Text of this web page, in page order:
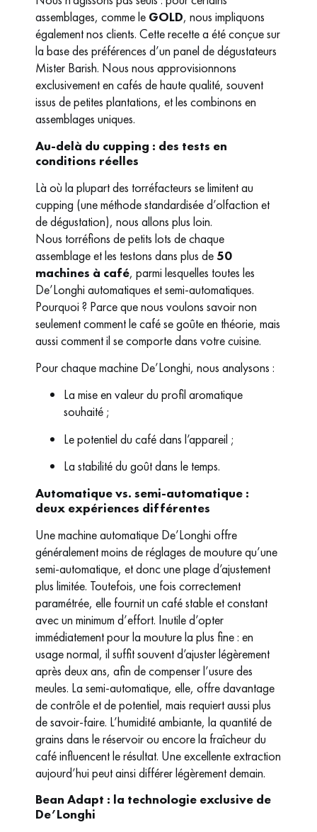
assemblages, comme le GOLD, nous impliquons
également nos clients. Cette recette a été conçue sur
la base des préférences d’un panel de dégustateurs
Mister Barish. Nous nous approvisionnons
exclusivement en cafés de haute qualité, souvent
issus de petites plantations, et les combinons en
assemblages uniques.
Au-delà du cupping : des tests en
conditions réelles
Là où la plupart des torréfacteurs se limitent au
cupping (une méthode standardisée d’olfaction et
de dégustation), nous allons plus loin.
Nous torréfions de petits lots de chaque
assemblage et les testons dans plus de 50
machines à café, parmi lesquelles toutes les
De’Longhi automatiques et semi-automatiques.
Pourquoi ? Parce que nous voulons savoir non
seulement comment le café se goûte en théorie, mais
aussi comment il se comporte dans votre cuisine.
Pour chaque machine De’Longhi, nous analysons :
La mise en valeur du profil aromatique
souhaité ;
Le potentiel du café dans l’appareil ;
La stabilité du goût dans le temps.
Automatique vs. semi-automatique :
deux expériences différentes
Une machine automatique De’Longhi offre
généralement moins de réglages de mouture qu’une
semi-automatique, et donc une plage d’ajustement
plus limitée. Toutefois, une fois correctement
paramétrée, elle fournit un café stable et constant
avec un minimum d’effort. Inutile d’opter
immédiatement pour la mouture la plus fine : en
usage normal, il suffit souvent d’ajuster légèrement
après deux ans, afin de compenser l’usure des
meules. La semi-automatique, elle, offre davantage
de contrôle et de potentiel, mais requiert aussi plus
de savoir-faire. L’humidité ambiante, la quantité de
grains dans le réservoir ou encore la fraîcheur du
café influencent le résultat. Une excellente extraction
aujourd’hui peut ainsi différer légèrement demain.
Bean Adapt : la technologie exclusive de
De’Longhi